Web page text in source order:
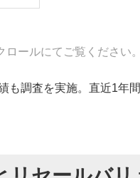
ールにてご覧ください。
も調査を実施。直近1年